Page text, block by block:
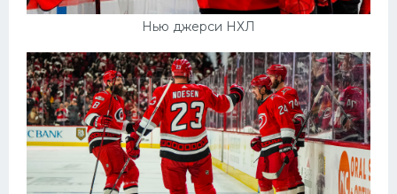
Нью джерси НХЛ